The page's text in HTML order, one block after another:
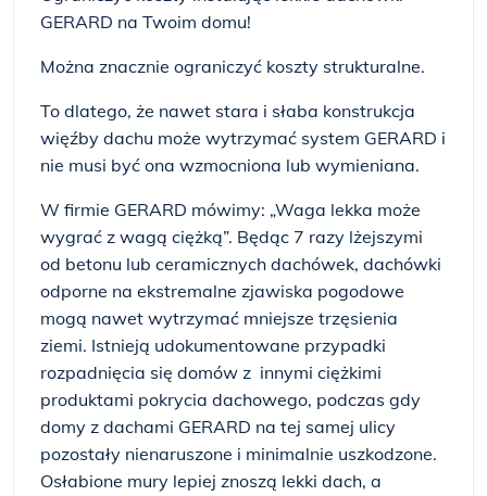
GERARD na Twoim domu!
Można znacznie ograniczyć koszty strukturalne.
To dlatego, że nawet stara i słaba konstrukcja
więźby dachu może wytrzymać system GERARD i
nie musi być ona wzmocniona lub wymieniana.
W firmie GERARD mówimy: „Waga lekka może
wygrać z wagą ciężką”. Będąc 7 razy lżejszymi
od betonu lub ceramicznych dachówek, dachówki
odporne na ekstremalne zjawiska pogodowe
mogą nawet wytrzymać mniejsze trzęsienia
ziemi. Istnieją udokumentowane przypadki
rozpadnięcia się domów z innymi ciężkimi
produktami pokrycia dachowego, podczas gdy
domy z dachami GERARD na tej samej ulicy
pozostały nienaruszone i minimalnie uszkodzone.
Osłabione mury lepiej znoszą lekki dach, a